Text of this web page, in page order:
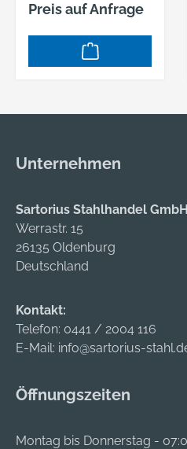
Preis auf Anfrage
Unternehmen
Sartorius Stahlhandel
Werrastr. 15
26135 Oldenburg
Deutschland
Kontakt:
Telefon: 0441 / 2004 116
E-Mail: info@sartorius-
Öffnungszeiten
Montag bis Donnerstag -